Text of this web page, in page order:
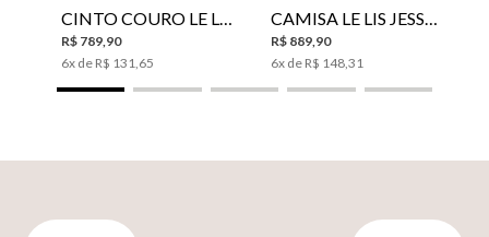
CINTO COURO LE LIS SUKI FEMININO
R$ 789,90
6x de R$ 131,65
CAMISA LE LIS JESSICA FEMININA
R$ 889,90
6x de R$ 148,31